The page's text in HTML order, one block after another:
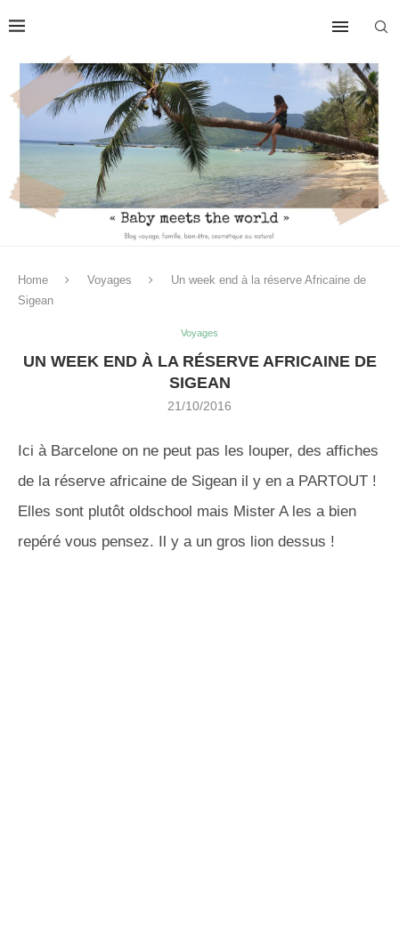
Home Voyages
Un week end à la réserve Africaine de
Sigean
Voyages
UN WEEK END À LA RÉSERVE AFRICAINE DE
SIGEAN
21/10/2016
Ici à Barcelone on ne peut pas les louper, des affiches
de la réserve africaine de Sigean il y en a PARTOUT !
Elles sont plutôt oldschool mais Mister A les a bien
repéré vous pensez. Il y a un gros lion dessus !